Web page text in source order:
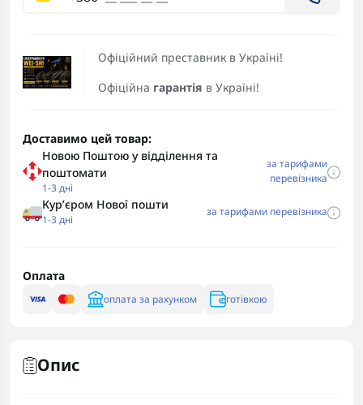
Офіційний преставник в Україні!
Офіційна гарантія в Україні!
Доставимо цей товар:
Новою Поштою у відділення та
поштомати
1-3 дні
за тарифами
перевізника
Курʼєром Нової пошти
1-3 дні
за тарифами перевізника
Оплата
оплата за рахунком готівкою
Опис